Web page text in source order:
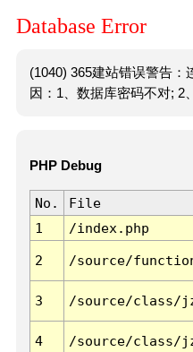
Database Error
(1040) 365建站错误警告：
因：1、数据库密码不对; 2
PHP Debug
No. File
1
/index.php
2 /source/
3 /source/class/
4 /source/class/